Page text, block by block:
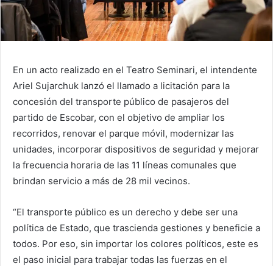
En un acto realizado en el Teatro Seminari, el intendente
Ariel Sujarchuk lanzó el llamado a licitación para la
concesión del transporte público de pasajeros del
partido de Escobar, con el objetivo de ampliar los
recorridos, renovar el parque móvil, modernizar las
unidades, incorporar dispositivos de seguridad y mejorar
la frecuencia horaria de las 11 líneas comunales que
brindan servicio a más de 28 mil vecinos.
“El transporte público es un derecho y debe ser una
política de Estado, que trascienda gestiones y beneficie a
todos. Por eso, sin importar los colores políticos, este es
el paso inicial para trabajar todas las fuerzas en el